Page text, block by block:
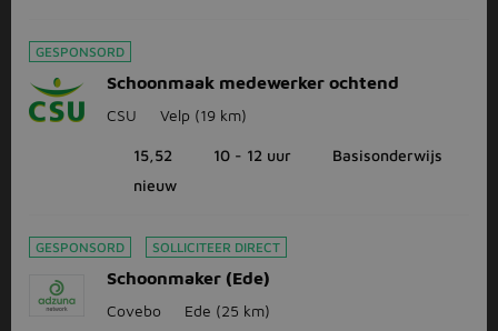
GESPONSORD
Schoonmaak medewerker ochtend
CSU Velp (19 km)
15,52 10 - 12 uur
Basisonderwijs
nieuw
GESPONSORD SOLLICITEER DIRECT
Schoonmaker (Ede)
Covebo Ede (25 km)